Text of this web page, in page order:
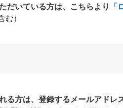
だいている方は、こちらより 「
）
方は、登録するメールアドレ